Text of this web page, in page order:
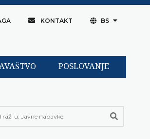
KONTAKT BS
POSLOVANJE